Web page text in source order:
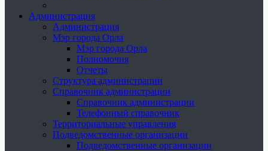
Администрация
Администрация
Мэр города Орла
Мэр города Орла
Полномочия
Отчеты
Структура администрации
Справочник администрации
Справочник администрации
Телефонный справочник
Территориальные управления
Подведомственные организации
Подведомственные организации